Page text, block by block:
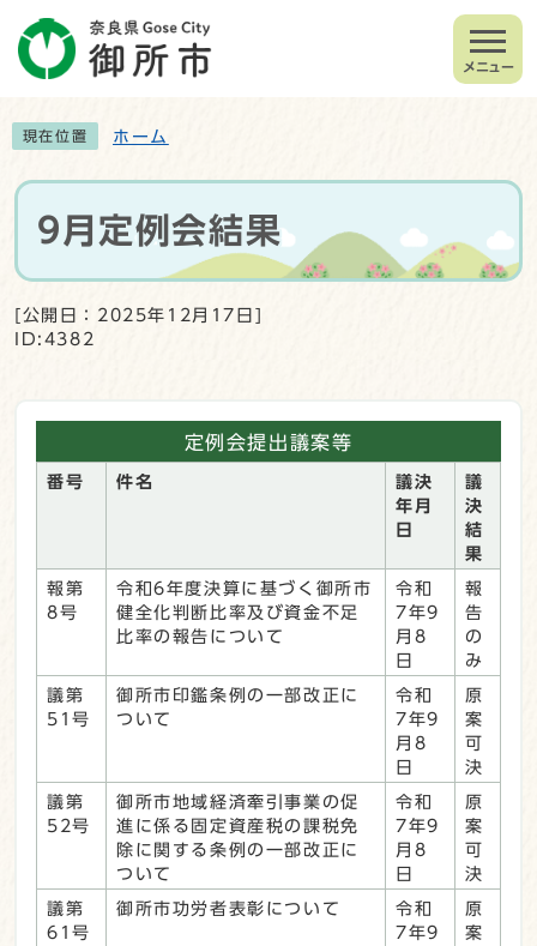
メニュー
現在位置 ホーム
9月定例会結果
[公開日：2025年12月17日]
ID:4382
定例会提出議案等
番号 件名
議決
年月
日
議
決
結
果
報第
8号
令和6年度決算に基づく御所市
健全化判断比率及び資金不足
比率の報告について
令和
7年9
月8
日
報
告
の
み
議第
51号
御所市印鑑条例の一部改正に
ついて
令和
7年9
月8
日
原
案
可
決
議第
52号
御所市地域経済牽引事業の促
進に係る固定資産税の課税免
除に関する条例の一部改正に
ついて
令和
7年9
月8
日
原
案
可
決
議第
61号
御所市功労者表彰について
令和
7年9
原
案